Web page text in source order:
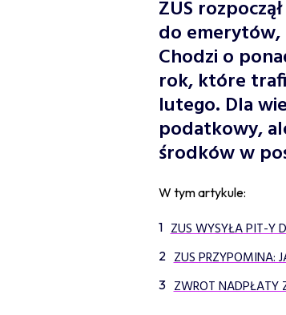
ZUS
do emerytów,
Chodzi o
rok, które
lutego. Dla
podatkowy,
środków w
W tym artykule:
ZUS WYSYŁA PIT-Y
ZUS PRZYPOMINA:
ZWROT NADPŁATY